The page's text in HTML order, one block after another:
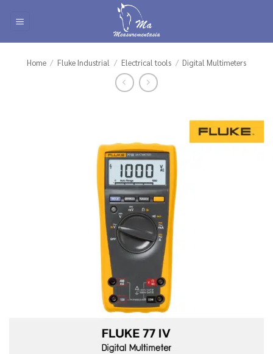
Home / Fluke Industrial / Electrical tools / Digital Multimeters